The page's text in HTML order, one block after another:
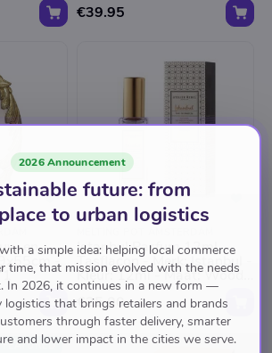
€39.95
en
-
Istanbul Parfum 12ml
Tasflacon - Merk: Istanbul -
Kleur: 12ml - Maat: Woody
& Oriental
€25.00
FEATURED
2026 Announcement
future: from
to urban logistics
a simple idea: helping local commerce
time, that mission evolved with the needs
In 2026, it continues in a new form —
logistics that brings retailers and brands
through faster delivery, smarter
and lower impact in the cities we serve.